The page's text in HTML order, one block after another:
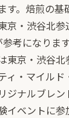
す。焙煎の基
京・渋谷北
参考になりま
東京・渋谷
ィ・マイル
ジナルブレ
イベントに参